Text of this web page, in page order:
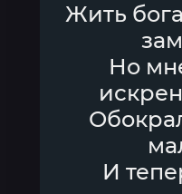
Жить
Но
И